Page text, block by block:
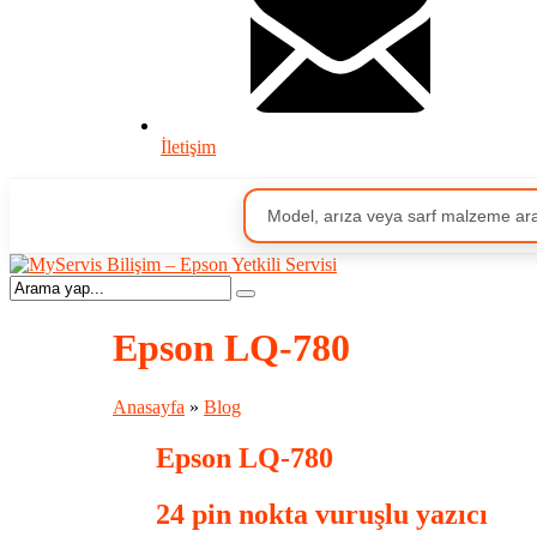
İletişim
Epson LQ-780
Anasayfa » Blog
Epson LQ-780
24 pin nokta vuruşlu yazıcı